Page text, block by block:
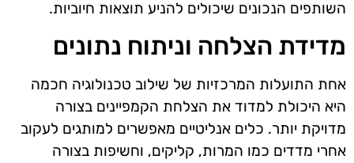
השותפים הנכונים שיכולים להניע תוצאות חיוביות.
מדידת הצלחה וניתוח נתונים
אחת התועלות המרכזיות של שילוב טכנולוגיה חכמה
היא היכולת למדוד את הצלחת הקמפיינים בצורה
מדויקת יותר. כלים אנליטיים מאפשרים למותגים לעקוב
אחרי מדדים כמו המרות, קליקים, וחשיפות בצורה